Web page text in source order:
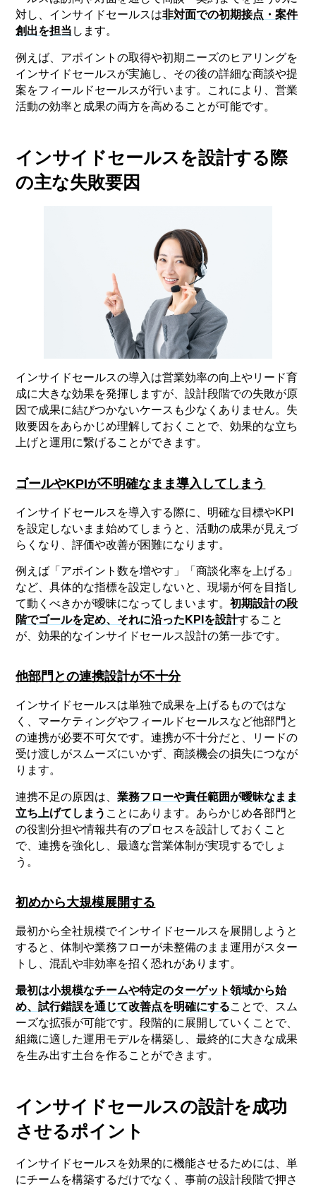
対し、インサイドセールスは非対面での初期接点・案件
創出を担当 します。
例えば、アポイントの取得や初期ニーズのヒアリングを
インサイドセールスが実施し、その後の詳細な商談や提
案をフィールドセールスが行います。これにより、営業
活動の効率と成果の両方を高めることが可能です。
インサイドセールスを設計する際
の主な失敗要因
インサイドセールスの導入は営業効率の向上やリード育
成に大きな効果を発揮しますが、設計段階での失敗が原
因で成果に結びつかないケースも少なくありません。失
敗要因をあらかじめ理解しておくことで、効果的な立ち
上げと運用に繋げることができます。
ゴールやKPIが不明確なまま導入してしまう
インサイドセールスを導入する際に、明確な目標やKPI
を設定しないまま始めてしまうと、活動の成果が見えづ
らくなり、評価や改善が困難になります。
例えば「アポイント数を増やす」「商談化率を上げる」
など、具体的な指標を設定しないと、現場が何を目指し
て動くべきかが曖昧になってしまいます。初期設計の段
階でゴールを定め、それに沿ったKPIを設計すること
が、効果的なインサイドセールス設計の第一歩です。
他部門との連携設計が不十分
インサイドセールスは単独で成果を上げるものではな
く、マーケティングやフィールドセールスなど他部門と
の連携が必要不可欠です。連携が不十分だと、リードの
受け渡しがスムーズにいかず、商談機会の損失につなが
ります。
連携不足の原因は、業務フローや責任範囲が曖昧なまま
立ち上げてしまう ことにあります。あらかじめ各部門と
の役割分担や情報共有のプロセスを設計しておくこと
で、連携を強化し、最適な営業体制が実現するでしょ
う。
初めから大規模展開する
最初から全社規模でインサイドセールスを展開しようと
すると、体制や業務フローが未整備のまま運用がスター
トし、混乱や非効率を招く恐れがあります。
最初は小規模なチームや特定のターゲット領域から始
め、試行錯誤を通じて改善点を明確にすることで、スム
ーズな拡張が可能です。段階的に展開していくことで、
組織に適した運用モデルを構築し、最終的に大きな成果
を生み出す土台を作ることができます。
インサイドセールスの設計を成功
させるポイント
インサイドセールスを効果的に機能させるためには、単
にチームを構築するだけでなく、事前の設計段階で押さ